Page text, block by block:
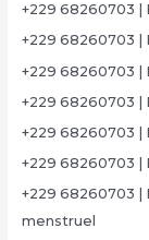
+229 68260703 |
+229 68260703 |
+229 68260703
+229 68260703 |
+229 68260703
+229 68260703
+229 68260703 |
menstruel